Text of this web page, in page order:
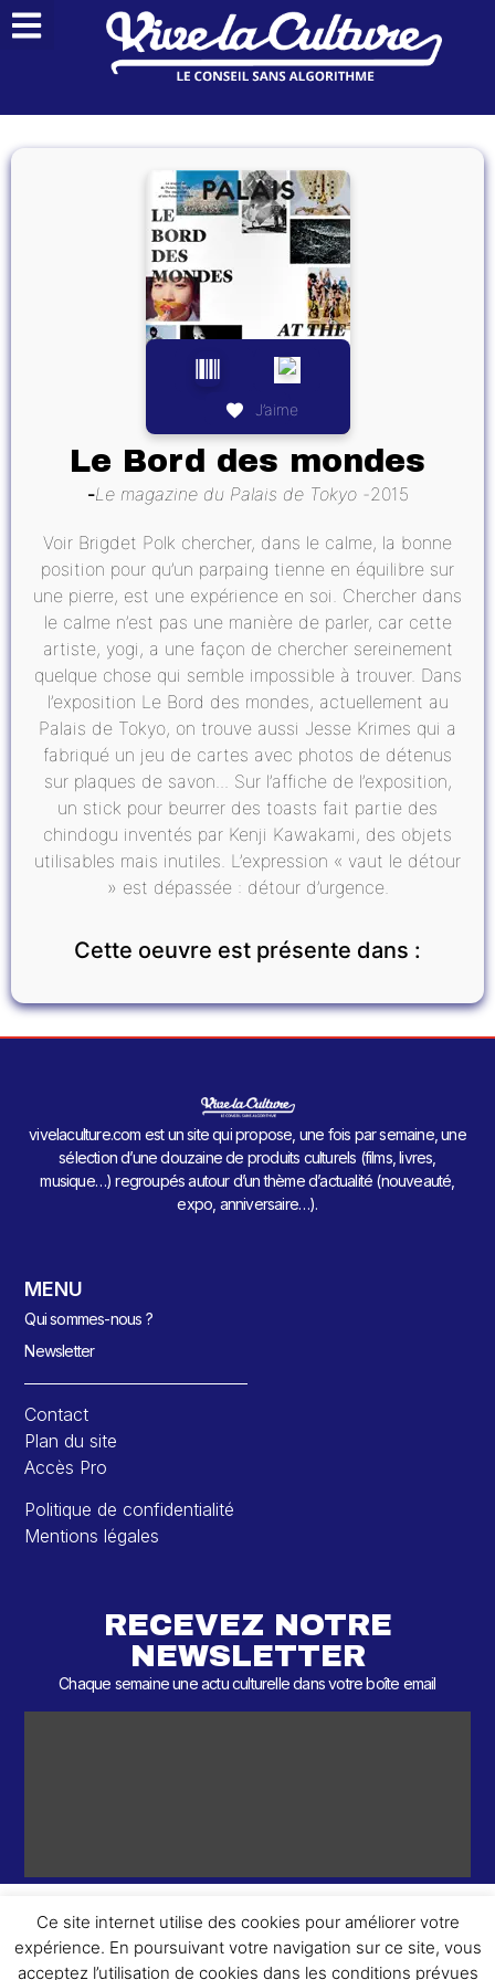
J’aime
Le Bord des mondes
Le magazine du Palais de Tokyo 2015
Voir Brigdet Polk chercher, dans le calme, la bonne
position pour qu’un parpaing tienne en équilibre sur
une pierre, est une expérience en soi. Chercher dans
le calme n’est pas une manière de parler, car cette
artiste, yogi, a une façon de chercher sereinement
quelque chose qui semble impossible à trouver. Dans
l’exposition Le Bord des mondes, actuellement au
Palais de Tokyo, on trouve aussi Jesse Krimes qui a
fabriqué un jeu de cartes avec photos de détenus
sur plaques de savon... Sur l’affiche de l’exposition,
un stick pour beurrer des toasts fait partie des
chindogu inventés par Kenji Kawakami, des objets
utilisables mais inutiles. L’expression « vaut le détour
» est dépassée : détour d’urgence.
Cette oeuvre est présente dans :
vivelaculture.com est un site qui propose, une fois par semaine, une
sélection d’une douzaine de produits culturels (films, livres,
musique…) regroupés autour d’un thème d’actualité (nouveauté,
expo, anniversaire…).
MENU
Qui sommes-nous ?
Newsletter
Contact
Plan du site
Accès Pro
Politique de confidentialité
Mentions légales
RECEVEZ NOTRE
NEWSLETTER
Chaque semaine une actu culturelle dans votre boîte email
© 2026 – 2 ème Round – Tous droits réservés.
Ce site internet utilise des cookies pour améliorer votre
expérience. En poursuivant votre navigation sur ce site, vous
acceptez l’utilisation de cookies dans les conditions prévues